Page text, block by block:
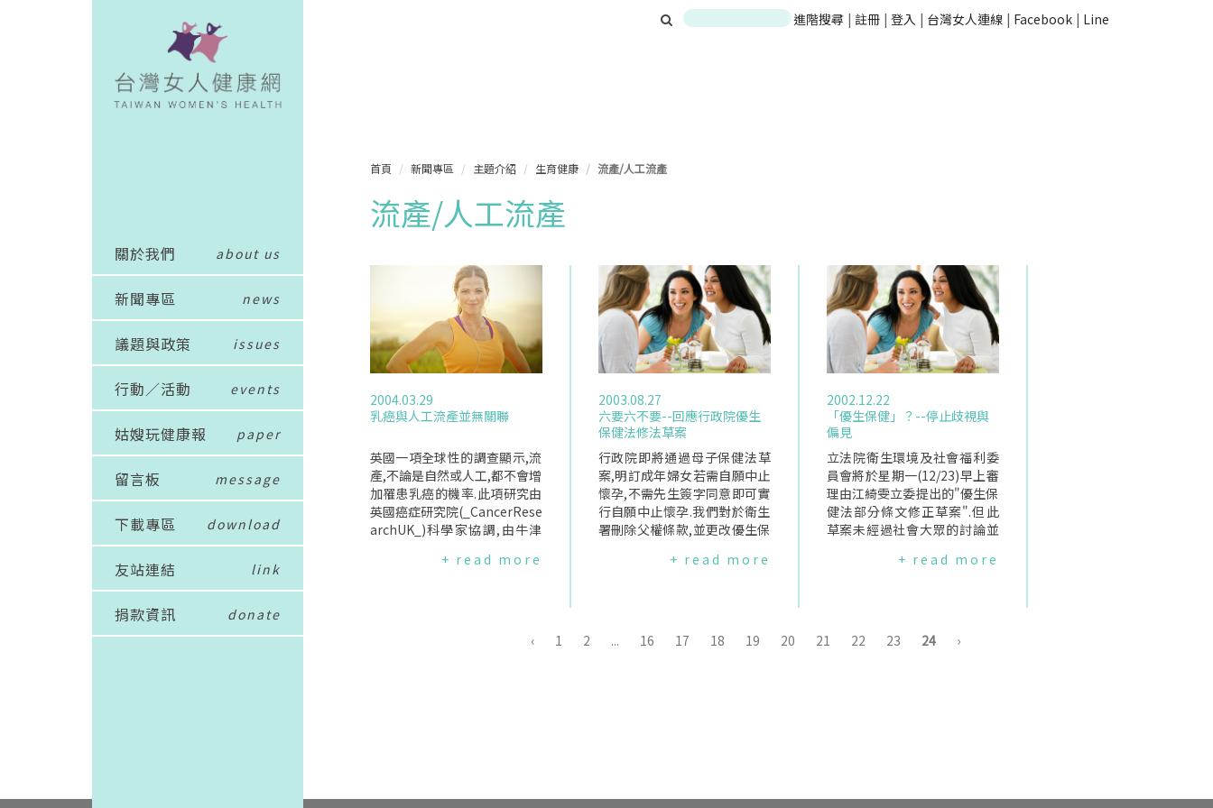
進階搜尋 | 註冊 | 登入 | 台灣女人連線 | Facebook | Line
關於我們 about us
新聞專區 news
議題與政策 issues
行動／活動 events
姑嫂玩健康報 paper
留言板 message
下載專區 download
友站連結 link
捐款資訊 donate
首頁 新聞專區 主題介紹 生育健康 流產/人工流產
流產/人工流產
2004.03.29
乳癌與人工流產並無關聯
英國一項全球性的調查顯示,流
產,不論是自然或人工,都不會增
加罹患乳癌的機率.此項研究由
英國癌症研究院(_CancerRese
archUK_)科學家協調,由牛津
53項流行病學的相關研究重新
並不會影響罹患乳癌的機率.其
此結論,牛津大學教授SirRicha
+ read more
2003.08.27
六要六不要--回應行政院優生
保健法修法草案
行政院即將通過母子保健法草
案,明訂成年婦女若需自願中止
懷孕,不需先生簽字同意即可實
行自願中止懷孕.我們對於衛生
署刪除父權條款,並更改優生保
於衛生署未能全面思考兩性生
我們已經深思熟慮,不要再等待:
要資訊,不要輔導:婦女需要的
+ read more
2002.12.22
「優生保健」？--停止歧視與
偏見
立法院衛生環境及社會福利委
員會將於星期一(12/23)早上審
理由江綺雯立委提出的"優生保
健法部分條文修正草案".但此
草案未經過社會大眾的討論並
合理,包括嚴格限制了婦女行人
際上是藉政府政策之名,推展宗
健康福祉.優生保健法立法之初
+ read more
‹ 1 2 ... 16 17 18 19 20 21 22 23 24 ›